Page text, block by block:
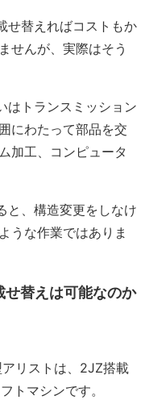
せ替えればコストもか
せんが、実際はそう
はトランスミッション
にわたって部品を交
加工、コンピュータ
と、構造変更をしなけ
うな作業ではありま
せ替えは可能なのか
アリストは、2JZ搭載
トマシンです。